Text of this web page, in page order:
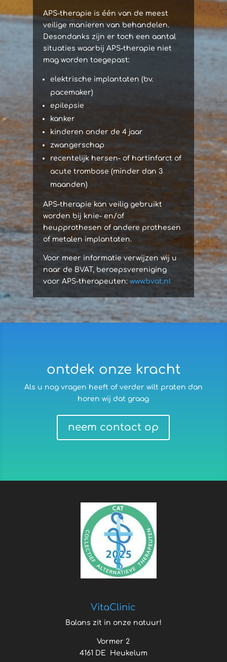
APS-therapie is één van de meest
veilige manieren van behandelen.
Desondanks zijn er toch een aantal
situaties waarbij APS-therapie niet
mag worden toegepast:
elektrische implantaten (bv.
pacemaker)
epilepsie
kanker
kinderen onder de 4 jaar
zwangerschap
recentelijk hersen- of hartinfarct of
acute trombose (minder dan 3
maanden)
APS-therapie kan veilig gebruikt
worden bij knie- en/of
heupprothesen of andere prothesen
of metalen implantaten.
Voor meer informatie verwijzen wij u
naar de BVAT, beroepsvereniging
voor APS-therapeuten: www.bvat.nl
ontdek onze kracht
Als u nog vragen heeft of verder wilt praten dan
horen wij dat graag
neem contact op
VitaClinic
Balans zit in onze natuur!
Vormer 2
4161 DE Heukelum